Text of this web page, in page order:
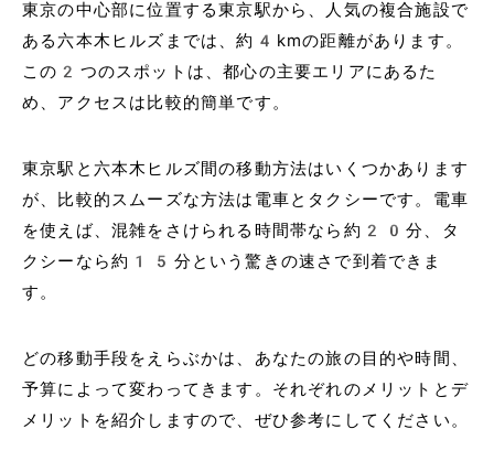
東京の中心部に位置する東京駅から、人気の複合施設で
ある六本木ヒルズまでは、約4kmの距離があります。
この2つのスポットは、都心の主要エリアにあるた
め、アクセスは比較的簡単です。
東京駅と六本木ヒルズ間の移動方法はいくつかあります
が、比較的スムーズな方法は電車とタクシーです。電車
を使えば、混雑をさけられる時間帯なら約20分、タ
クシーなら約15分という驚きの速さで到着できま
す。
どの移動手段をえらぶかは、あなたの旅の目的や時間、
予算によって変わってきます。それぞれのメリットとデ
メリットを紹介しますので、ぜひ参考にしてください。